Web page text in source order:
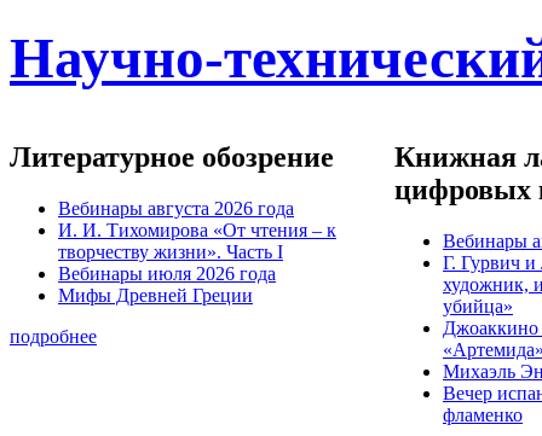
Научно-
Литературное обозрение
Вебинары августа 2026 года
И. И. Тихомирова «От чтения – к
творчеству жизни». Часть I
Вебинары июля 2026 года
Мифы Древней Греции
подробнее
Книжная
цифровых
Вебинары
Г. Гурвич
художник,
убийца»
Михаэль
Вечер
фламенко